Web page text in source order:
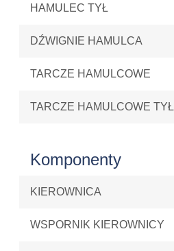
HAMULEC TYŁ
DŹWIGNIE HAMULCA
TARCZE HAMULCOWE
TARCZE HAMULCOWE TYŁ
Komponenty
KIEROWNICA
WSPORNIK KIEROWNICY